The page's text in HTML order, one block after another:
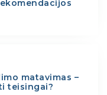
matavimas –
teisingai?